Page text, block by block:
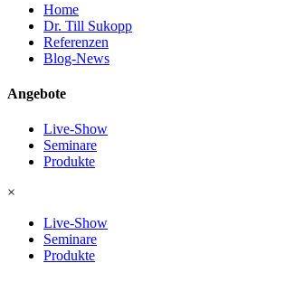
Home
Dr. Till Sukopp
Referenzen
Blog-News
Angebote
Live-Show
Seminare
Produkte
×
Live-Show
Seminare
Produkte